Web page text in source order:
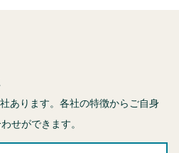
社あります。各社の特徴からご自身
せができます。